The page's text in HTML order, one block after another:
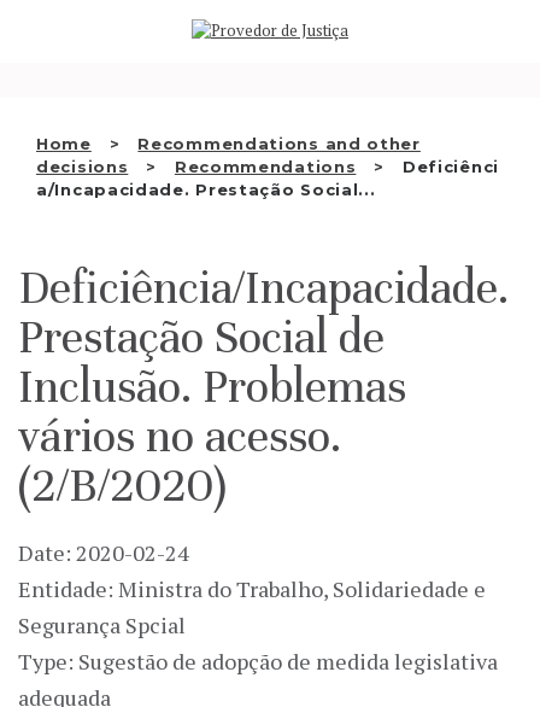
Home
Recommendations and other
decisions
Recommendations
Deficiênci
a/Incapacidade. Prestação Social...
WHO WE ARE
INSTITUTION
EN
Deficiência/Incapacidade.
Prestação Social de
Inclusão. Problemas
vários no acesso.
(2/B/2020)
Date: 2020-02-24
Entidade: Ministra do Trabalho, Solidariedade e
Segurança Spcial
Type: Sugestão de adopção de medida legislativa
adequada